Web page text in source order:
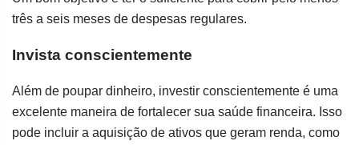
três a seis meses de despesas regulares.
Invista conscientemente
Além de poupar dinheiro, investir conscientemente é uma
excelente maneira de fortalecer sua saúde financeira. Isso
pode incluir a aquisição de ativos que geram renda, como